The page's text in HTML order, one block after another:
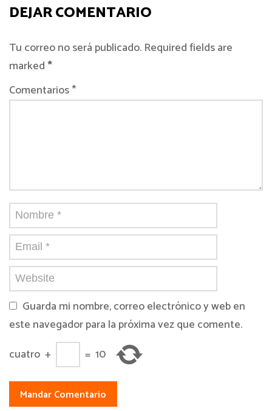
DEJAR COMENTARIO
Tu correo no será publicado. Required fields are
marked*
Comentarios *
Guarda mi nombre, correo electrónico y web en
este navegador para la próxima vez que comente.
cuatro + = 10